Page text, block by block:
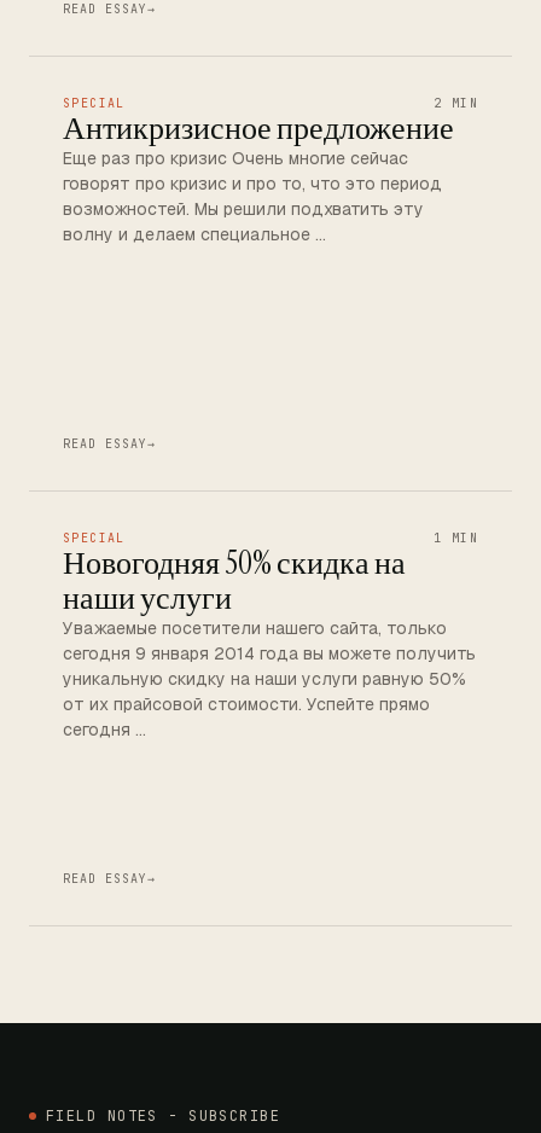
READ ESSAY→
SPECIAL 2 MIN
Антикризисное предложение
Еще раз про кризис Очень многие сейчас
говорят про кризис и про то, что это период
возможностей. Мы решили подхватить эту
волну и делаем специальное …
READ ESSAY→
SPECIAL 1 MIN
Новогодняя 50% скидка на
наши услуги
Уважаемые посетители нашего сайта, только
сегодня 9 января 2014 года вы можете получить
уникальную скидку на наши услуги равную 50%
от их прайсовой стоимости. Успейте прямо
сегодня …
READ ESSAY→
FIELD NOTES - SUBSCRIBE